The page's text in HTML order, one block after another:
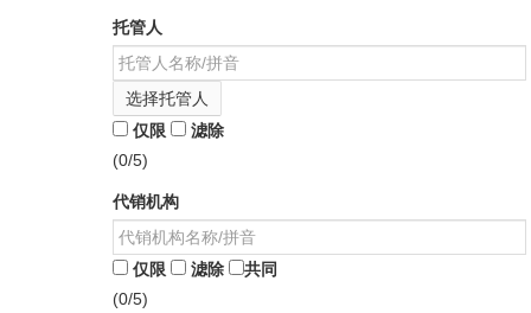
托管人
选择托管人
仅限
滤除
(0/5)
代销机构
仅限 滤除
共同
(0/5)